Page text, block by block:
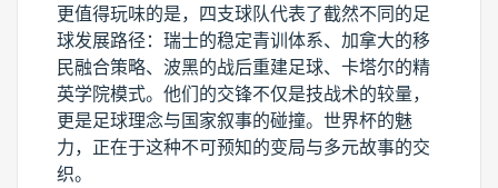
更值得玩味的是，四支球队代表了截然不同的足
球发展路径：瑞士的稳定青训体系、加拿大的移
民融合策略、波黑的战后重建足球、卡塔尔的精
英学院模式。他们的交锋不仅是技战术的较量，
更是足球理念与国家叙事的碰撞。世界杯的魅
力，正在于这种不可预知的变局与多元故事的交
织。